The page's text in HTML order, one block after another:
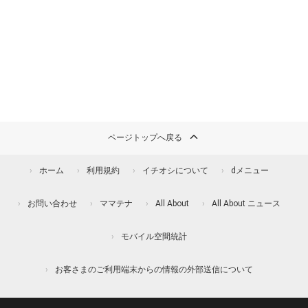
ページトップへ戻る
ホーム 利用規約 イチオシについて dメニュー
お問い合わせ ママテナ All About All About ニュース
モバイル空間統計
お客さまのご利用端末からの情報の外部送信について